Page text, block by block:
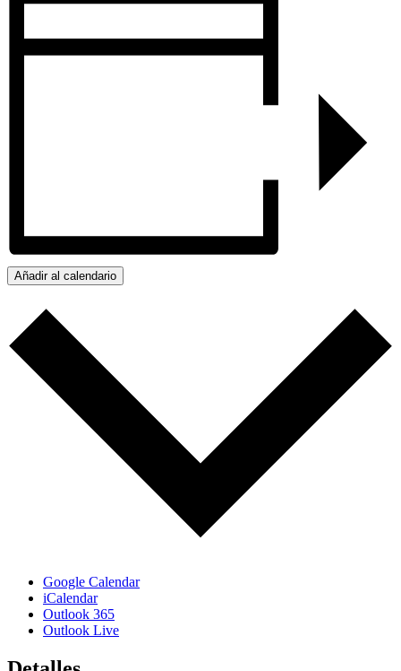
Añadir al calendario
Google Calendar
iCalendar
Outlook 365
Outlook Live